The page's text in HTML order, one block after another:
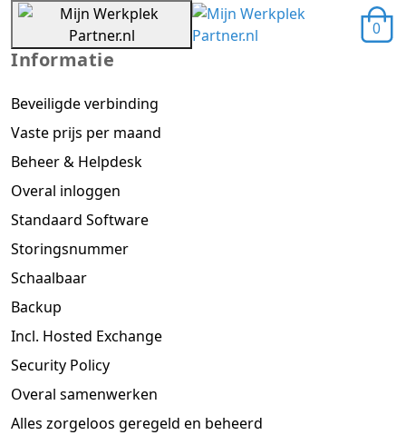
0
Informatie
Beveiligde verbinding
Vaste prijs per maand
Beheer & Helpdesk
Overal inloggen
Standaard Software
Storingsnummer
Schaalbaar
Backup
Incl. Hosted Exchange
Security Policy
Overal samenwerken
Alles zorgeloos geregeld en beheerd